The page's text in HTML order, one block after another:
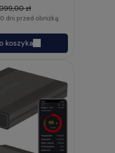
zł
dni przed obniżką:
koszyka